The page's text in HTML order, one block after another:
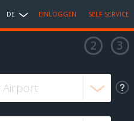
DE EINLOGGEN SELF SERVICE